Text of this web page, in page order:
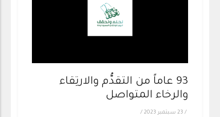
93 عاماً من التقدُّم والارتِقاء
والرخاء المتواصل
/ 23 سبتمبر 2023 /